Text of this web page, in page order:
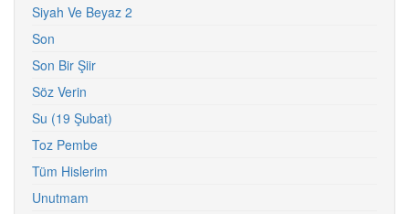
Siyah Ve Beyaz 2
Son
Son Bir Şiir
Söz Verin
Su (19 Şubat)
Toz Pembe
Tüm Hislerim
Unutmam